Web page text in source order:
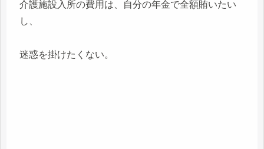
介護施設入所の費用は、自分の年金で全額賄いたい
し、
迷惑を掛けたくない。